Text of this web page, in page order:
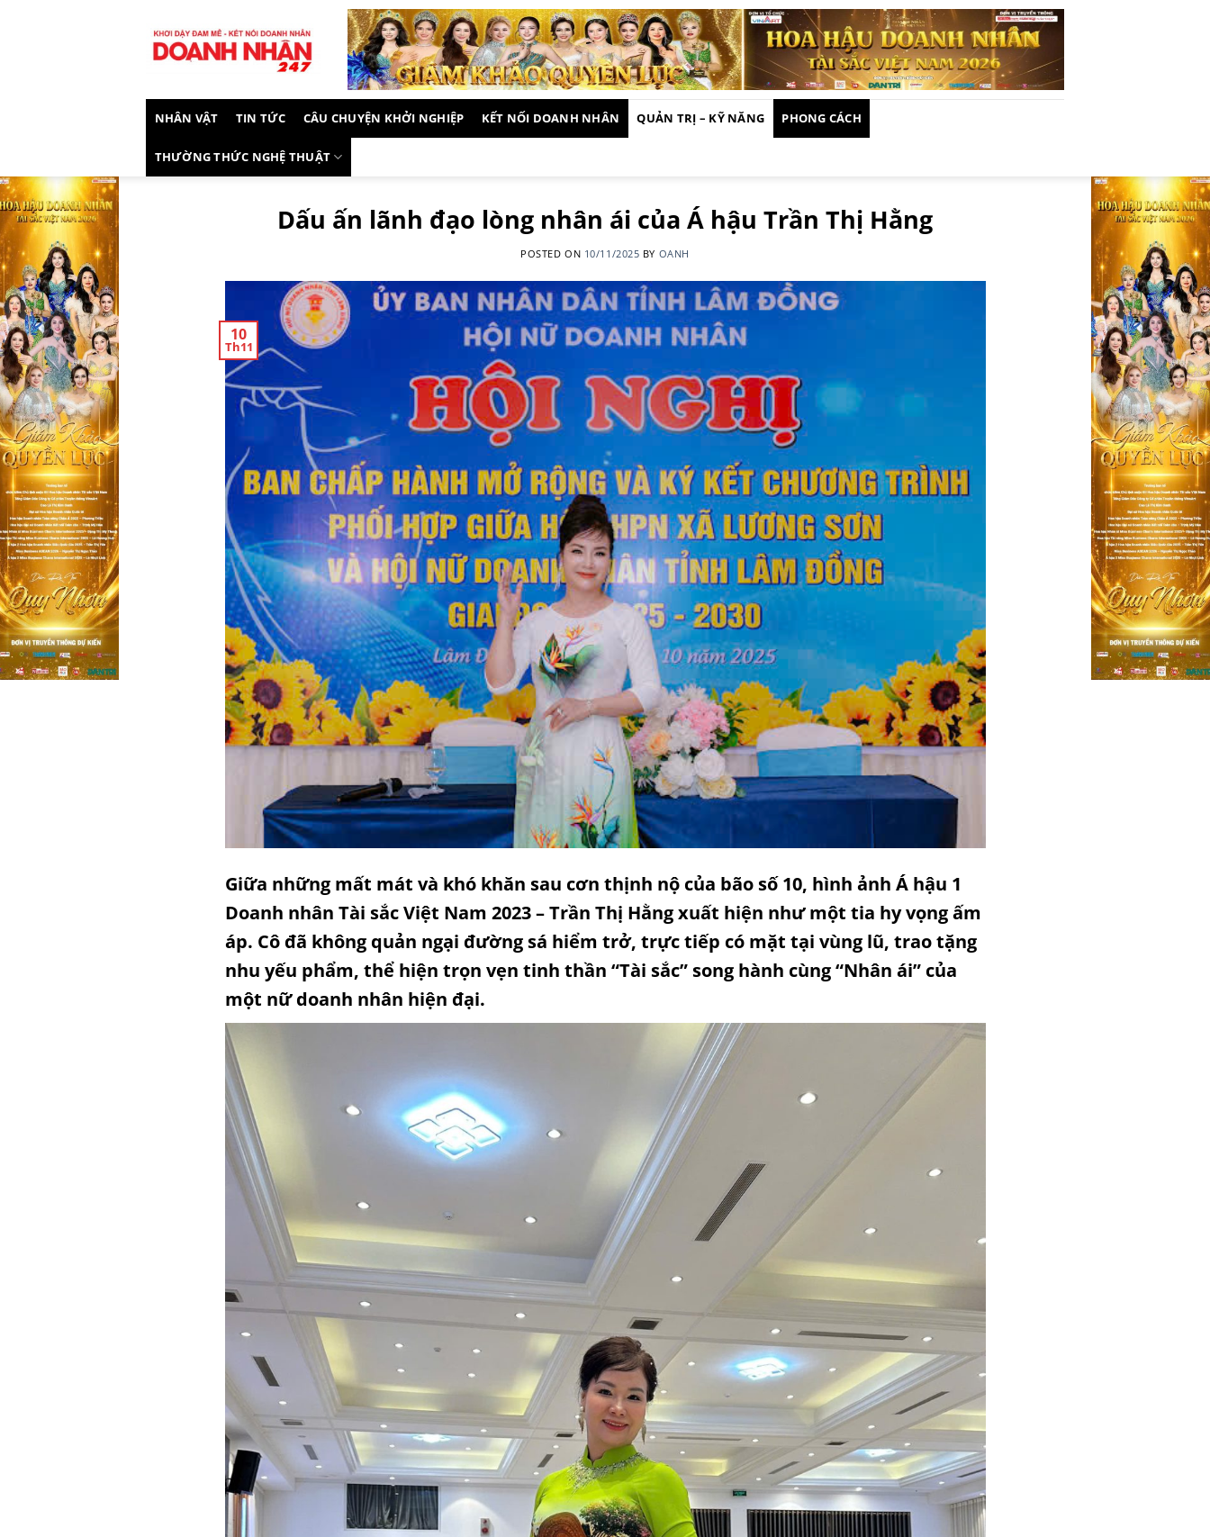
NHÂN VẬT TIN TỨC CÂU CHUYỆN KHỞI NGHIỆP KẾT NỐI DOANH NHÂN QUẢN TRỊ – KỸ NĂNG PHONG CÁCH
THƯỜNG THỨC NGHỆ THUẬT
Dấu ấn lãnh đạo lòng nhân ái của Á hậu Trần Thị Hằng
POSTED ON 10/11/2025 BY OANH
10
Th11
Giữa những mất mát và khó khăn sau cơn thịnh nộ của bão số 10, hình ảnh Á hậu 1
Doanh nhân Tài sắc Việt Nam 2023 – Trần Thị Hằng xuất hiện như một tia hy vọng ấm
áp. Cô đã không quản ngại đường sá hiểm trở, trực tiếp có mặt tại vùng lũ, trao tặng
nhu yếu phẩm, thể hiện trọn vẹn tinh thần “Tài sắc” song hành cùng “Nhân ái” của
một nữ doanh nhân hiện đại.